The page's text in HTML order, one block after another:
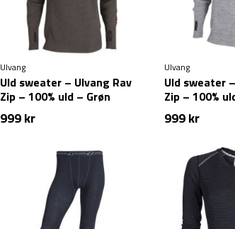
Ulvang
Uld sweater – Ulvang Rav
Zip – 100% uld – Grøn
999kr
Ulvang
Uld sweater
Zip – 100%
999kr